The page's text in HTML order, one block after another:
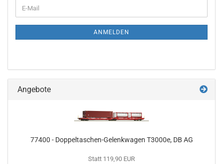
ZUR
E-
Mail
ANMELDEN
Angebote
77400 - Doppeltaschen-Gelenkwagen T3000e, DB AG
Statt 119,90 EUR